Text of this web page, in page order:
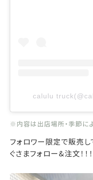
calulu
※内容は出店場所・季節に
フォロワー限定で販売し
ぐさまフォロー&注文！！！